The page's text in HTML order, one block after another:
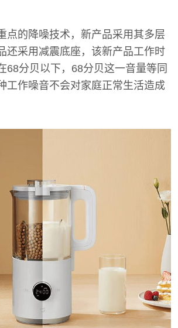
点的降噪技术，新产品采用其多层
还采用减震底座，该新产品工作时
68分贝以下，68分贝这一音量等同
工作噪音不会对家庭正常生活造成